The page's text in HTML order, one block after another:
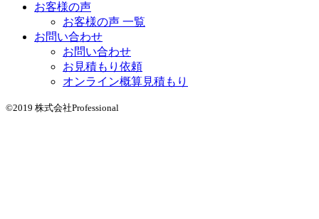
お客様の声
お客様の声 一覧
お問い合わせ
お問い合わせ
お見積もり依頼
オンライン概算見積もり
©2019 株式会社Professional